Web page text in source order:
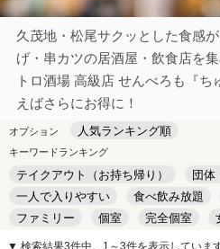
久茂地・松尾サクッとした食感
げ・串カツの居酒屋・飲食店を
トロ酒場 高級店 せんべろも『
えばさらにお得に！
オプション 人気ランキング順
キーワードランキング
テイクアウト（お持ち帰り）
団体
一人で入りやすい
食べ飲み放題
ファミリー
個室 完全個室
キッズルーム
安い デート
▼ 検索結果3件中、1～3件を表示しています